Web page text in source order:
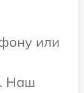
или
Наш